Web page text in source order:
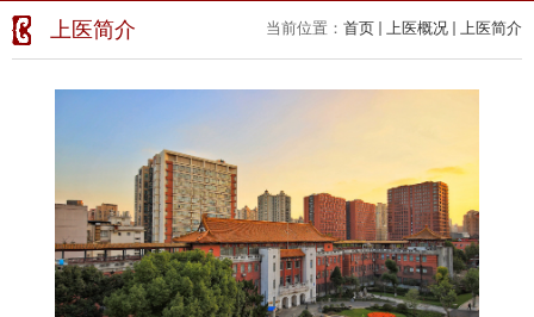
当前位置： 首页 上医概况 上医简介
上医简介